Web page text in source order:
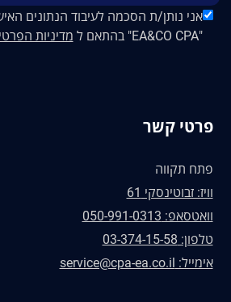
אני נותן/ת הסכמה לעיבוד הנתונים
"EA&CO CPA" בהתאם ל
מדיניות
פרטי קשר
פתח תקווה
וויז: זבוטינסקי 61
וואטסאפ: 050-991-0313
טלפון: 03-374-15-58
אימייל: service@cpa-ea.co.il